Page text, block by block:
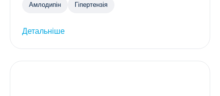
Амлодипін Гіпертензія
Детальніше